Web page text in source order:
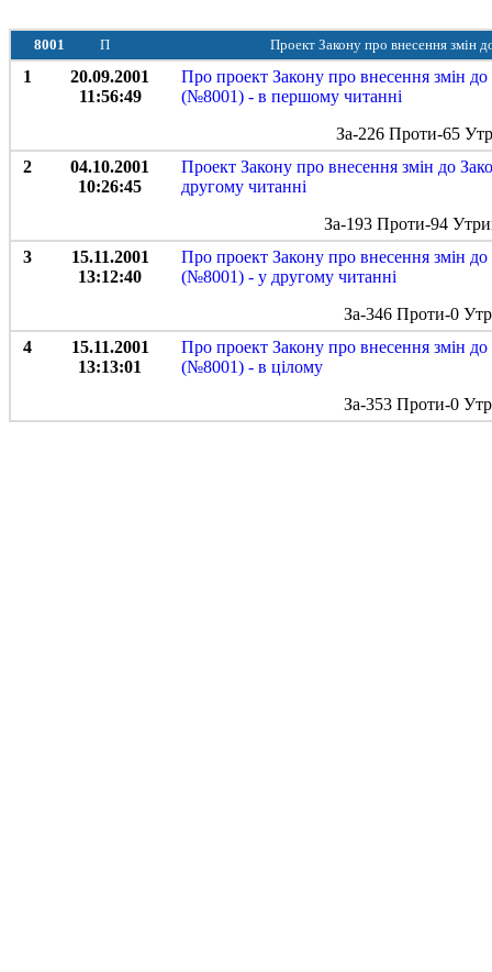
8001 П Проект Закону про внесення змін
1
20.09.2001
11:56:49
Про проект Закону про внесення змін
(№8001) - в першому читанні
За-226 Проти-65
2
04.10.2001
10:26:45
Проект Закону про внесення змін до
другому читанні
За-193 Проти-94
3
15.11.2001
13:12:40
Про проект Закону про внесення змін
(№8001) - у другому читанні
За-346 Проти-0
4
15.11.2001
13:13:01
Про проект Закону про внесення змін
(№8001) - в цілому
За-353 Проти-0